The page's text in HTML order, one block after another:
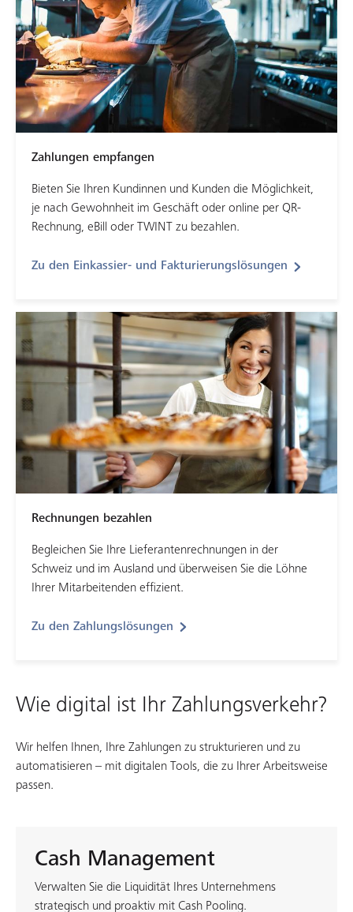
Zahlungen empfangen
Bieten Sie Ihren Kundinnen und Kunden die Möglichkeit,
je nach Gewohnheit im Geschäft oder online per QR-
Rechnung, eBill oder TWINT zu bezahlen.
Zu den Einkassier- und Fakturierungslösungen
Rechnungen bezahlen
Begleichen Sie Ihre Lieferantenrechnungen in der
Schweiz und im Ausland und überweisen Sie die Löhne
Ihrer Mitarbeitenden effizient.
Zu den Zahlungslösungen
Wie digital ist Ihr Zahlungsverkehr?
Wir helfen Ihnen, Ihre Zahlungen zu strukturieren und zu
automatisieren – mit digitalen Tools, die zu Ihrer Arbeitsweise
passen.
Cash Management
Verwalten Sie die Liquidität Ihres Unternehmens
strategisch und proaktiv mit Cash Pooling.